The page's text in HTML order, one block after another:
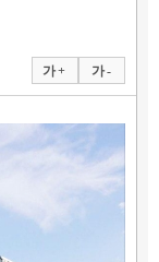
가 + 가 -